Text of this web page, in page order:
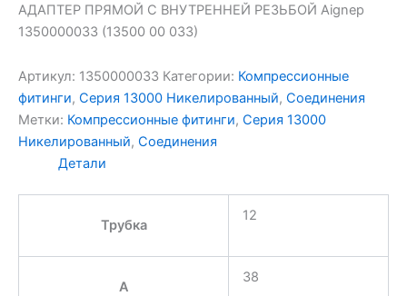
АДАПТЕР ПРЯМОЙ С ВНУТРЕННЕЙ РЕЗЬБОЙ Aignep
1350000033 (13500 00 033)
Артикул: 1350000033 Категории: Компрессионные
фитинги, Серия 13000 Никелированный, Соединения
Метки: Компрессионные фитинги, Серия 13000
Никелированный, Соединения
Детали
Трубка
12
A
38